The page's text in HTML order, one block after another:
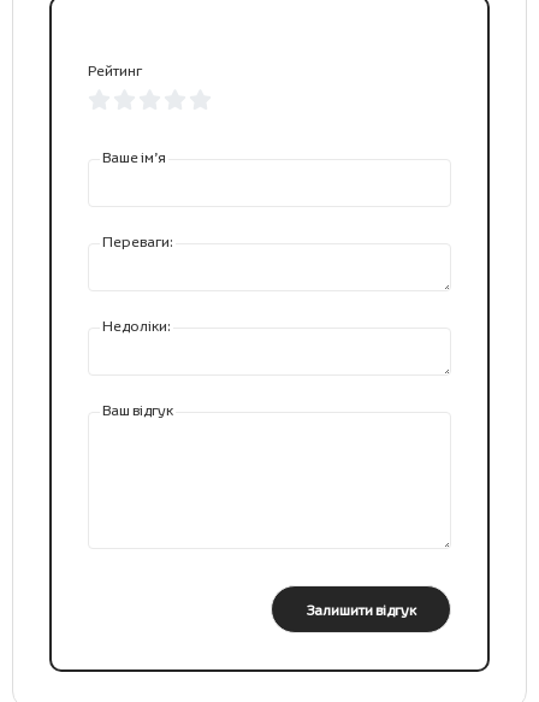
Рейтинг
Ваше ім’я
Переваги:
Недоліки:
Ваш відгук
Залишити відгук